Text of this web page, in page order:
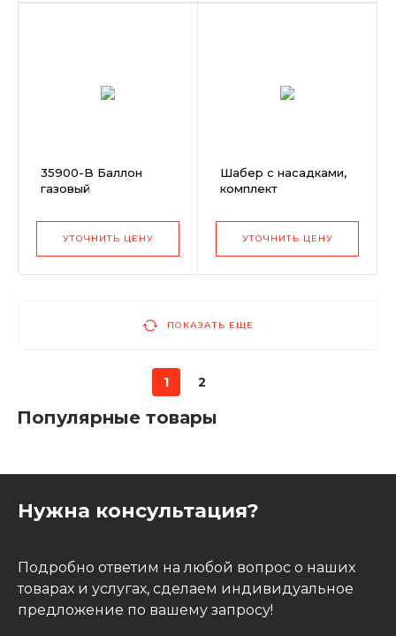
35900-B Баллон
газовый
Supergas C200
(Супергаз)
УТОЧНИТЬ ЦЕНУ
Шабер с насадками,
комплект
УТОЧНИТЬ ЦЕНУ
ПОКАЗАТЬ ЕЩЕ
1 2
Популярные товары
Нужна консультация?
Подробно ответим на любой вопрос о наших
товарах и услугах, сделаем индивидуальное
предложение по вашему запросу!